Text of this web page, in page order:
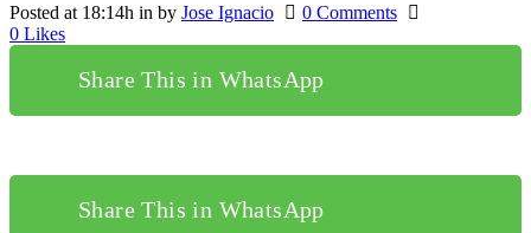
Posted at 18:14h in by Jose Ignacio
0 Comments
0 Likes
Share This in WhatsApp
Share This in WhatsApp